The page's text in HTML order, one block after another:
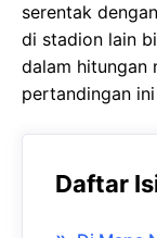
serentak
di stadion lain
dalam hitungan
pertandingan
Daftar